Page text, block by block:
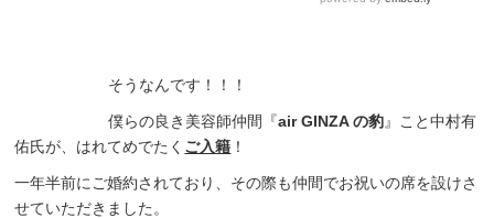
そうなんです！！！
僕らの良き美容師仲間『air GINZA の豹』こと中村有
佑氏が、はれてめでたく ご入籍 ！
一年半前にご婚約されており、その際も仲間でお祝いの席を設けさ
せていただきました。